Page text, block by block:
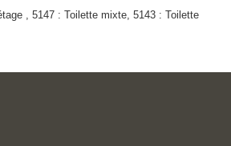
, 5147 : Toilette mixte, 5143 : Toilette